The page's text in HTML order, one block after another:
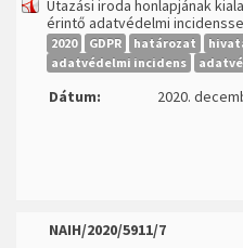
Utazási iroda honlapjának
érintő adatvédelmi
2020 GDPR határozat
adatvédelmi incidens
Dátum: 2020.
NAIH/2020/5911/7